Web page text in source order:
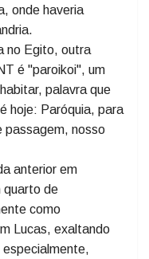
das Escrituras.
e mirra (no
não são do
onde haveria
no Egito, outra
é "paroikoi", um
palavra que
hoje: Paróquia, para
nosso
anterior em
quarto de